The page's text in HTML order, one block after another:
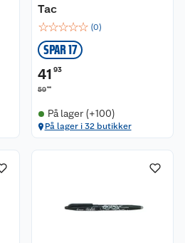
Tac
☆☆☆☆☆ (0)
SPAR 17
41 93
5990
På lager (+100)
På lager i 32 butikker